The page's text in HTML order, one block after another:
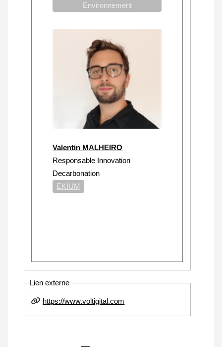
Environnement
Valentin MALHEIRO
Responsable Innovation
Decarbonation
EKIUM
Lien externe
https://www.voltigital.com